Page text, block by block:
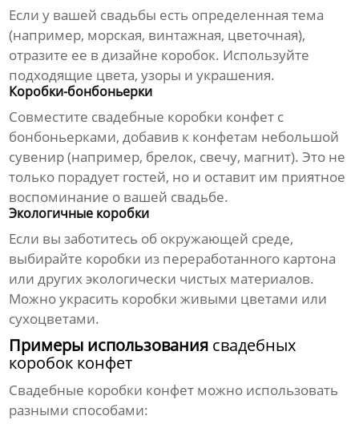
Если у вашей свадьбы есть определенная тема
(например, морская, винтажная, цветочная),
отразите ее в дизайне коробок. Используйте
подходящие цвета, узоры и украшения.
Коробки-бонбоньерки
Совместите свадебные коробки конфет с
бонбоньерками, добавив к конфетам небольшой
сувенир (например, брелок, свечу, магнит). Это не
только порадует гостей, но и оставит им приятное
воспоминание о вашей свадьбе.
Экологичные коробки
Если вы заботитесь об окружающей среде,
выбирайте коробки из переработанного картона
или других экологически чистых материалов.
Можно украсить коробки живыми цветами или
сухоцветами.
Примеры использования свадебных
коробок конфет
Свадебные коробки конфет можно использовать
разными способами: